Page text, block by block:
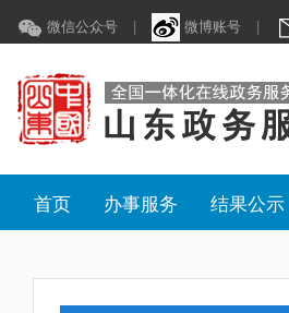
微信公众号 | 微博账号 |
首页 办事服务 结果公示